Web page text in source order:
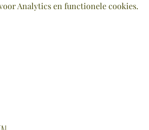
Analytics en functionele cookies.